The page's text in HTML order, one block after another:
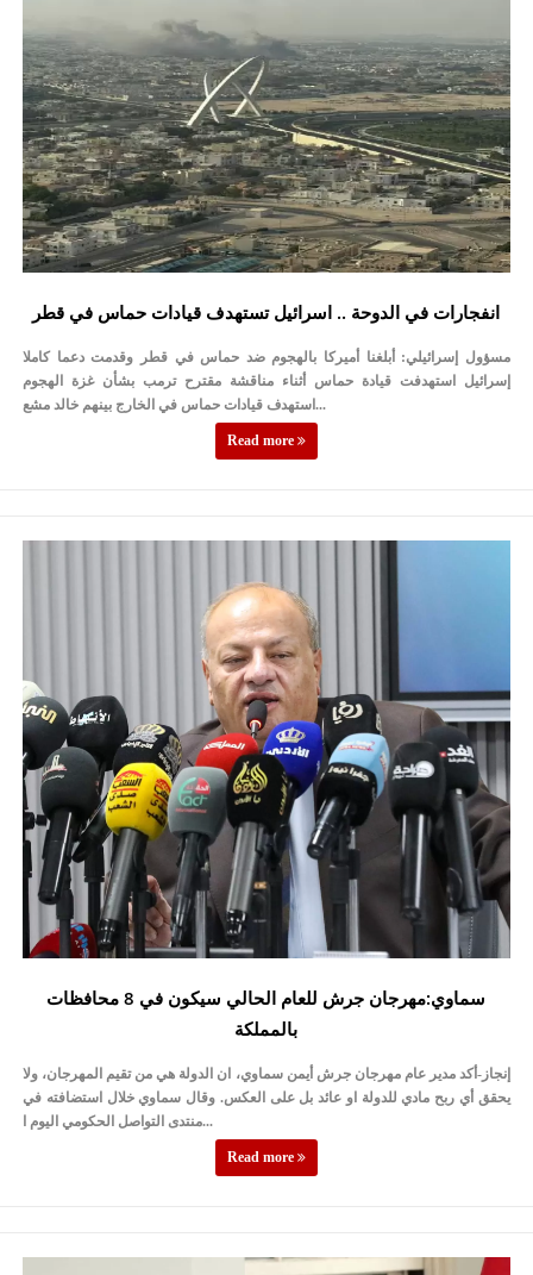
انفجارات في الدوحة .. اسرائيل تستهدف قيادات حماس في قطر
مسؤول إسرائيلي: أبلغنا أميركا بالهجوم ضد حماس في قطر وقدمت دعما كاملا
إسرائيل استهدفت قيادة حماس أثناء مناقشة مقترح ترمب بشأن غزة الهجوم
استهدف قيادات حماس في الخارج بينهم خالد مشع...
Read more
سماوي:مهرجان جرش للعام الحالي سيكون في 8 محافظات
بالمملكة
إنجاز-أكد مدير عام مهرجان جرش أيمن سماوي، ان الدولة هي من تقيم المهرجان، ولا
يحقق أي ربح مادي للدولة او عائد بل على العكس. وقال سماوي خلال استضافته في
منتدى التواصل الحكومي اليوم ا...
Read more